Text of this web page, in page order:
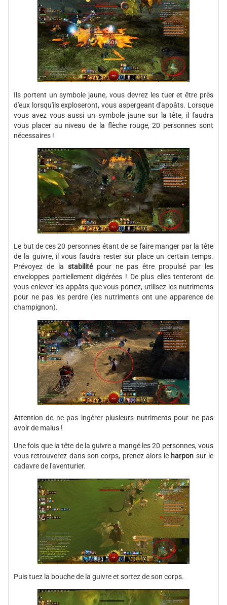
Ils portent un symbole jaune, vous devrez les tuer et être près
d'eux lorsqu'ils exploseront, vous aspergeant d'appâts. Lorsque
vous avez vous aussi un symbole jaune sur la tête, il faudra
vous placer au niveau de la flèche rouge, 20 personnes sont
nécessaires !
Le but de ces 20 personnes étant de se faire manger par la tête
de la guivre, il vous faudra rester sur place un certain temps.
Prévoyez de la stabilitépour ne pas être propulsé par les
enveloppes partiellement digérées ! De plus elles tenteront de
vous enlever les appâts que vous portez, utilisez les nutriments
pour ne pas les perdre (les nutriments ont une apparence de
champignon).
Attention de ne pas ingérer plusieurs nutriments pour ne pas
avoir de malus !
Une fois que la tête de la guivre a mangé les 20 personnes, vous
vous retrouverez dans son corps, prenez alors le harpon sur le
cadavre de l'aventurier.
Puis tuez la bouche de la guivre et sortez de son corps.